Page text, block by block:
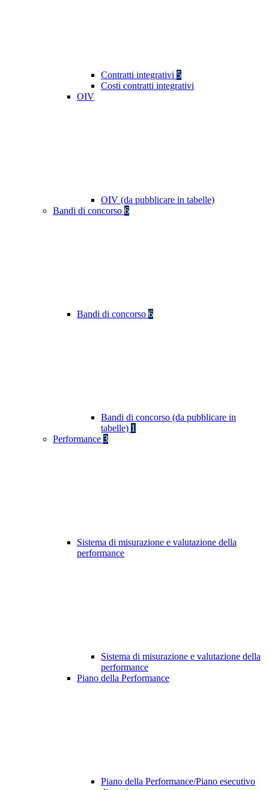
Contratti integrativi 5
Costi contratti integrativi
OIV
OIV (da pubblicare in tabelle)
Bandi di concorso 6
Bandi di concorso 6
Bandi di concorso (da pubblicare in
tabelle) 1
Performance 3
Sistema di misurazione e valutazione della
performance
Sistema di misurazione e valutazione della
performance
Piano della Performance
Piano della Performance/Piano esecutivo